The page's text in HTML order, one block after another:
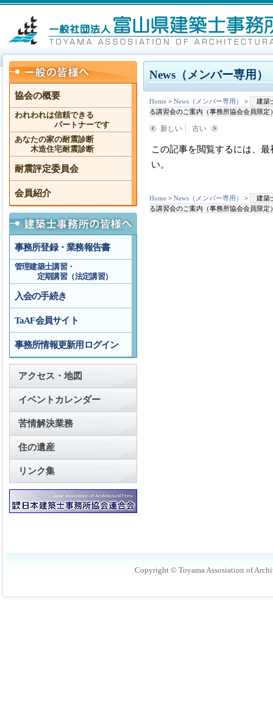
News（メンバー専用）
Home > News（メンバー専用） >
建築
る講習会のご案内（事務所協会会員限定
新しい 古い
この記事を閲覧するには、
い。
Home > News（メンバー専用） >
建築
る講習会のご案内（事務所協会会員限定
協会の概要
われわれは信頼できる
パートナーです
あなたの家の耐震診断
木造住宅耐震診断
耐震評定委員会
会員紹介
事務所登録・業務報告書
管理建築士講習・
定期講習（法定講習）
入会の手続き
TaAF会員サイト
事務所情報更新用ログイン
アクセス・地図
イベントカレンダー
苦情解決業務
住の遺産
リンク集
Copyright © Toyama Assosiation of